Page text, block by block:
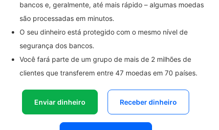
bancos e, geralmente, até mais rápido – algumas moedas
são processadas em minutos.
O seu dinheiro está protegido com o mesmo nível de
segurança dos bancos.
Você fará parte de um grupo de mais de 2 milhões de
clientes que transferem entre 47 moedas em 70 países.
Enviar dinheiro Receber dinheiro